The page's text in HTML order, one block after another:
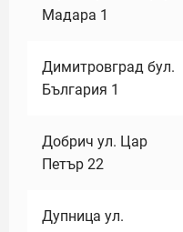
Мадара 1
Димитровград бул.
България 1
Добрич ул. Цар
Петър 22
Дупница ул.